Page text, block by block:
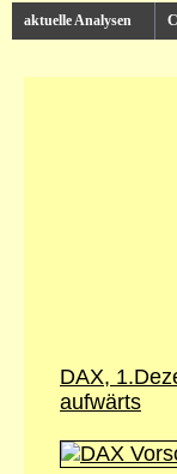
aktuelle Analysen
DAX,
aufwärts